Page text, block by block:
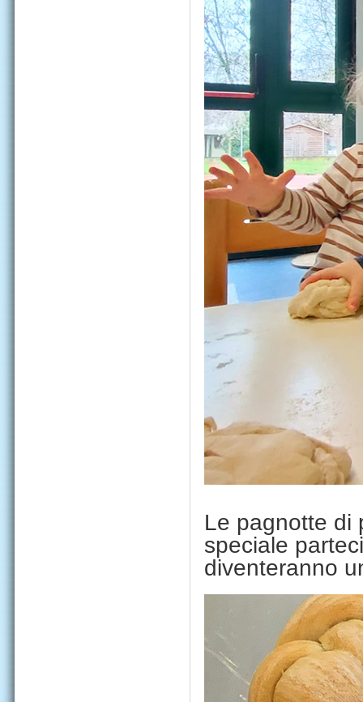
Le pagnotte di
speciale
diventeranno